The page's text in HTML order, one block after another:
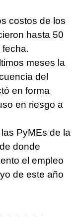
costos de los
hasta 50
meses la
del
en forma
en riesgo a
PyMEs de la
donde
el empleo
de este año